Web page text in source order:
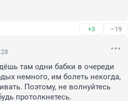
+3 –19
там одни бабки в очереди
немного, им болеть некогда,
Поэтому, не волнуйтесь
протолкнетесь.